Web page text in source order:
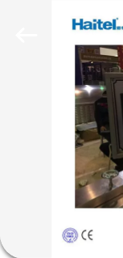
में